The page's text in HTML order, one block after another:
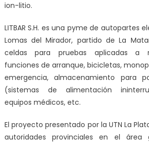
ion-litio.
LITBAR S.H. es una pyme de autopartes
Lomas del Mirador, partido de La
celdas para pruebas aplicadas a
funciones de arranque, bicicletas,
emergencia, almacenamiento para
(sistemas de alimentación
equipos médicos, etc.
El proyecto presentado por la UTN La
autoridades provinciales en el área